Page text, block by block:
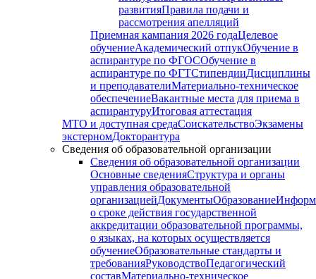
развитияПравила подачи и
рассмотрения апелляций
Приемная кампания 2026 годаЦелевое
обучениеАкадемический отпукОбучение в
аспирантуре по ФГОСОбучение в
аспирантуре по ФГТСтипендииДисциплины
и преподавателиМатериально-техническое
обеспечениеВакантные места для приема в
аспирантуруИтоговая аттестация
МТО и доступная средаСоискательствоЭкзамены
экстерномДокторантура
Сведения об образовательной организации
Сведения об образовательной организации
Основные сведенияСтруктура и органы
управления образовательной
организациейДокументыОбразование
о сроке действия государственной
аккредитации образовательной программы,
о языках, на которых осуществляется
обучениеОбразовательные стандарты и
требованияРуководствоПедагогический
составМатериально-техническое